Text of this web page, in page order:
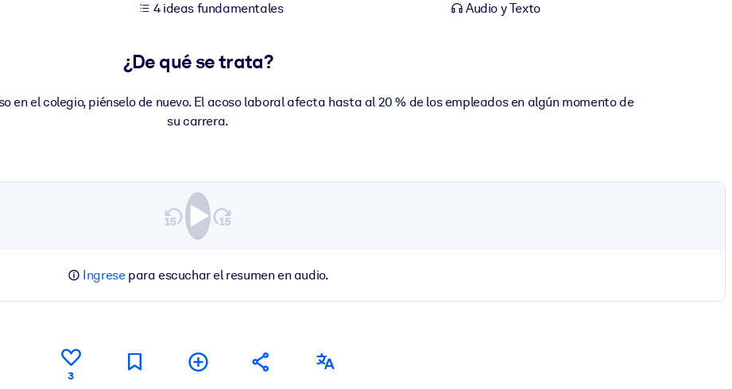
4 ideas fundamentales Audio y Texto
¿De qué se trata?
en el colegio, piénselo de nuevo. El acoso laboral afecta hasta al 20 % de los empleados en algún momento de
su carrera.
Ingresepara escuchar el resumen en audio.
3